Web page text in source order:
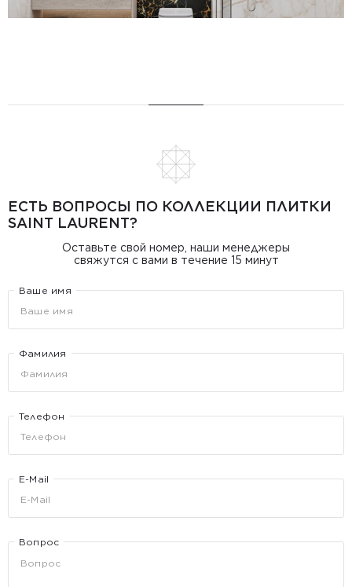
ЕСТЬ ВОПРОСЫ ПО КОЛЛЕКЦИИ ПЛИТКИ
SAINT LAURENT?
Оставьте свой номер, наши менеджеры
свяжутся с вами в течение 15 минут
Ваше имя
Фамилия
Телефон
E-Mail
Вопрос